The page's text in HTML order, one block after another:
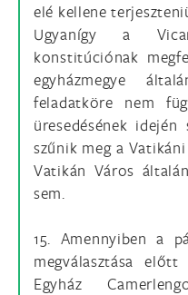
elé kellene
Ugyanígy a
konstitúciónak
egyházmegye
feladatköre nem
üresedésének
szűnik meg a
Vatikán Város
sem.
15. Amennyiben a
megválasztása
Egyház